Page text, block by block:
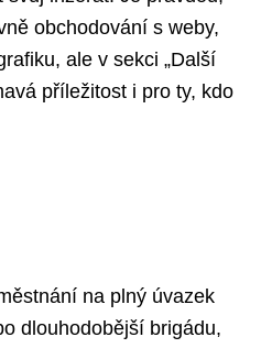
obchodování s weby,
ale v sekci „Další
příležitost i pro ty, kdo
na plný úvazek
dlouhodobější brigádu,